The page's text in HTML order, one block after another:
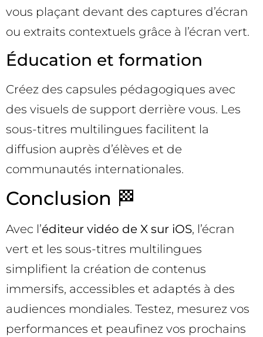
vous plaçant devant des captures d’écran
ou extraits contextuels grâce à l’écran vert.
Éducation et formation
Créez des capsules pédagogiques avec
des visuels de support derrière vous. Les
sous-titres multilingues facilitent la
diffusion auprès d’élèves et de
communautés internationales.
Conclusion 🏁
Avec l’éditeur vidéo de X sur iOS, l’écran
vert et les sous-titres multilingues
simplifient la création de contenus
immersifs, accessibles et adaptés à des
audiences mondiales. Testez, mesurez vos
performances et peaufinez vos prochains